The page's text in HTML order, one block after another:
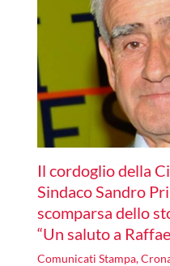
Il cordoglio della
Sindaco Sandro
scomparsa dello
“Un saluto a
Comunicati Stampa,